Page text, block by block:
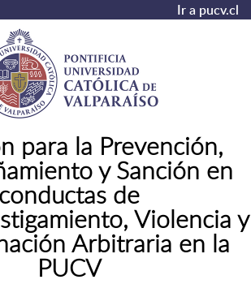
Ir a pucv.cl
para la Prevención,
y Sanción en
conductas de
Violencia y
Arbitraria en la
PUCV